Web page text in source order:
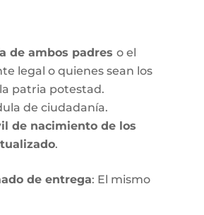
de ambos padres o el
legal o quienes sean los
patria potestad.
de ciudadanía.
de nacimiento de los
.
de entrega: El mismo